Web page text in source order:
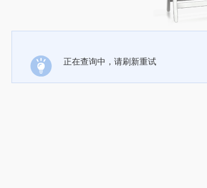
正在查询中，请刷新重试